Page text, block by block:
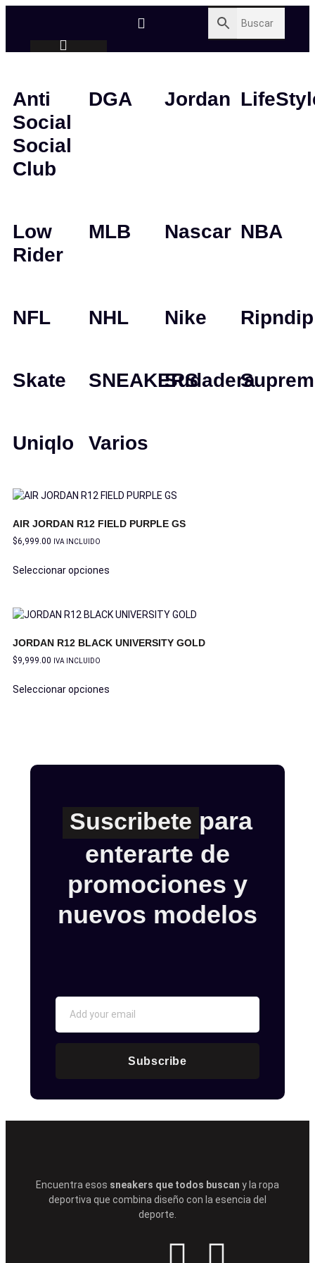
Anti
Social
Social
Club
DGA Jordan
Low
Rider
MLB Nascar NBA
NFL NHL Nike Ripndip
Skate SNEAKERSSudadera
Uniqlo Varios
AIR JORDAN R12 FIELD PURPLE GS
$6,999.00 IVA INCLUIDO
Seleccionar opciones
JORDAN R12 BLACK UNIVERSITY GOLD
$9,999.00 IVA INCLUIDO
Seleccionar opciones
Suscribete para
enterarte de
promociones y
nuevos modelos
Subscribe
Encuentra esos sneakers que todos buscan y la ropa
deportiva que combina diseño con la esencia del
deporte.